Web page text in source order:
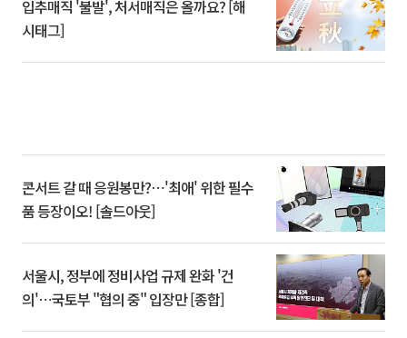
입추매직 '불발', 처서매직은 올까요? [해
시태그]
콘서트 갈 때 응원봉만?⋯'최애' 위한 필수
품 등장이오! [솔드아웃]
서울시, 정부에 정비사업 규제 완화 '건
의'⋯국토부 "협의 중" 입장만 [종합]